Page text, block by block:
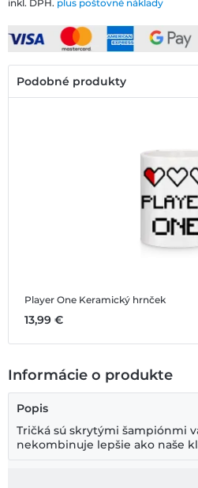
inkl. DPH. plus poštovné náklady
Podobné produkty
Player One Keramický hrnček
13,99 €
Informácie o produkte
Popis
Tričká sú skrytými šampiónmi
nekombinuje lepšie ako naše